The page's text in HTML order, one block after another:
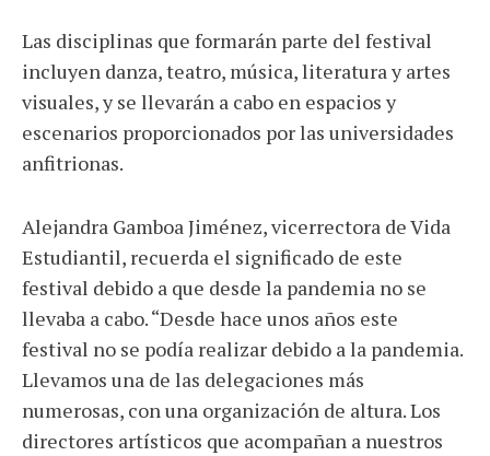
Las disciplinas que formarán parte del festival
incluyen danza, teatro, música, literatura y artes
visuales, y se llevarán a cabo en espacios y
escenarios proporcionados por las universidades
anfitrionas.
Alejandra Gamboa Jiménez, vicerrectora de Vida
Estudiantil, recuerda el significado de este
festival debido a que desde la pandemia no se
llevaba a cabo. “Desde hace unos años este
festival no se podía realizar debido a la pandemia.
Llevamos una de las delegaciones más
numerosas, con una organización de altura. Los
directores artísticos que acompañan a nuestros